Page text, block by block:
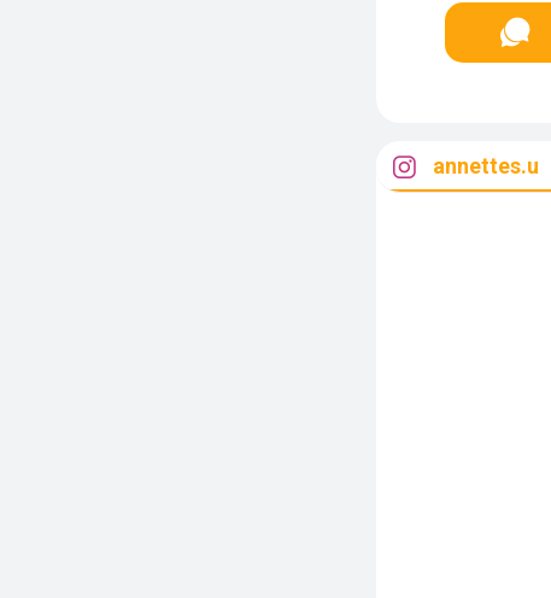
annettes.u